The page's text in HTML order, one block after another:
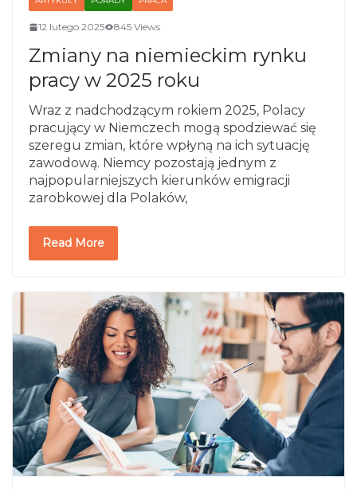
12 lutego 2025 845 Views
Zmiany na niemieckim rynku
pracy w 2025 roku
Wraz z nadchodzącym rokiem 2025, Polacy
pracujący w Niemczech mogą spodziewać się
szeregu zmian, które wpłyną na ich sytuację
zawodową. Niemcy pozostają jednym z
najpopularniejszych kierunków emigracji
zarobkowej dla Polaków,
Read More